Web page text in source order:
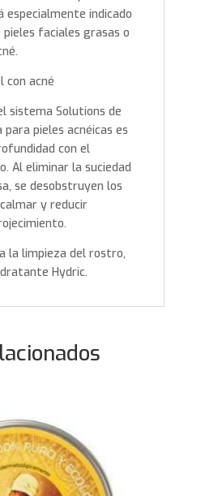
especialmente indicado
faciales grasas o
con acné
sistema Solutions de
pieles acnéicas es
con el
Al eliminar la suciedad
se desobstruyen los
y reducir
la limpieza del rostro,
Hydric.